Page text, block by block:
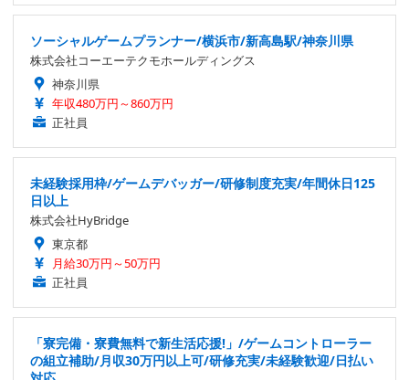
ソーシャルゲームプランナー/横浜市/新高島駅/神奈川県
株式会社コーエーテクモホールディングス
神奈川県
年収480万円～860万円
正社員
未経験採用枠/ゲームデバッガー/研修制度充実/年間休日125
日以上
株式会社HyBridge
東京都
月給30万円～50万円
正社員
「寮完備・寮費無料で新生活応援!」/ゲームコントローラー
の組立補助/月収30万円以上可/研修充実/未経験歓迎/日払い